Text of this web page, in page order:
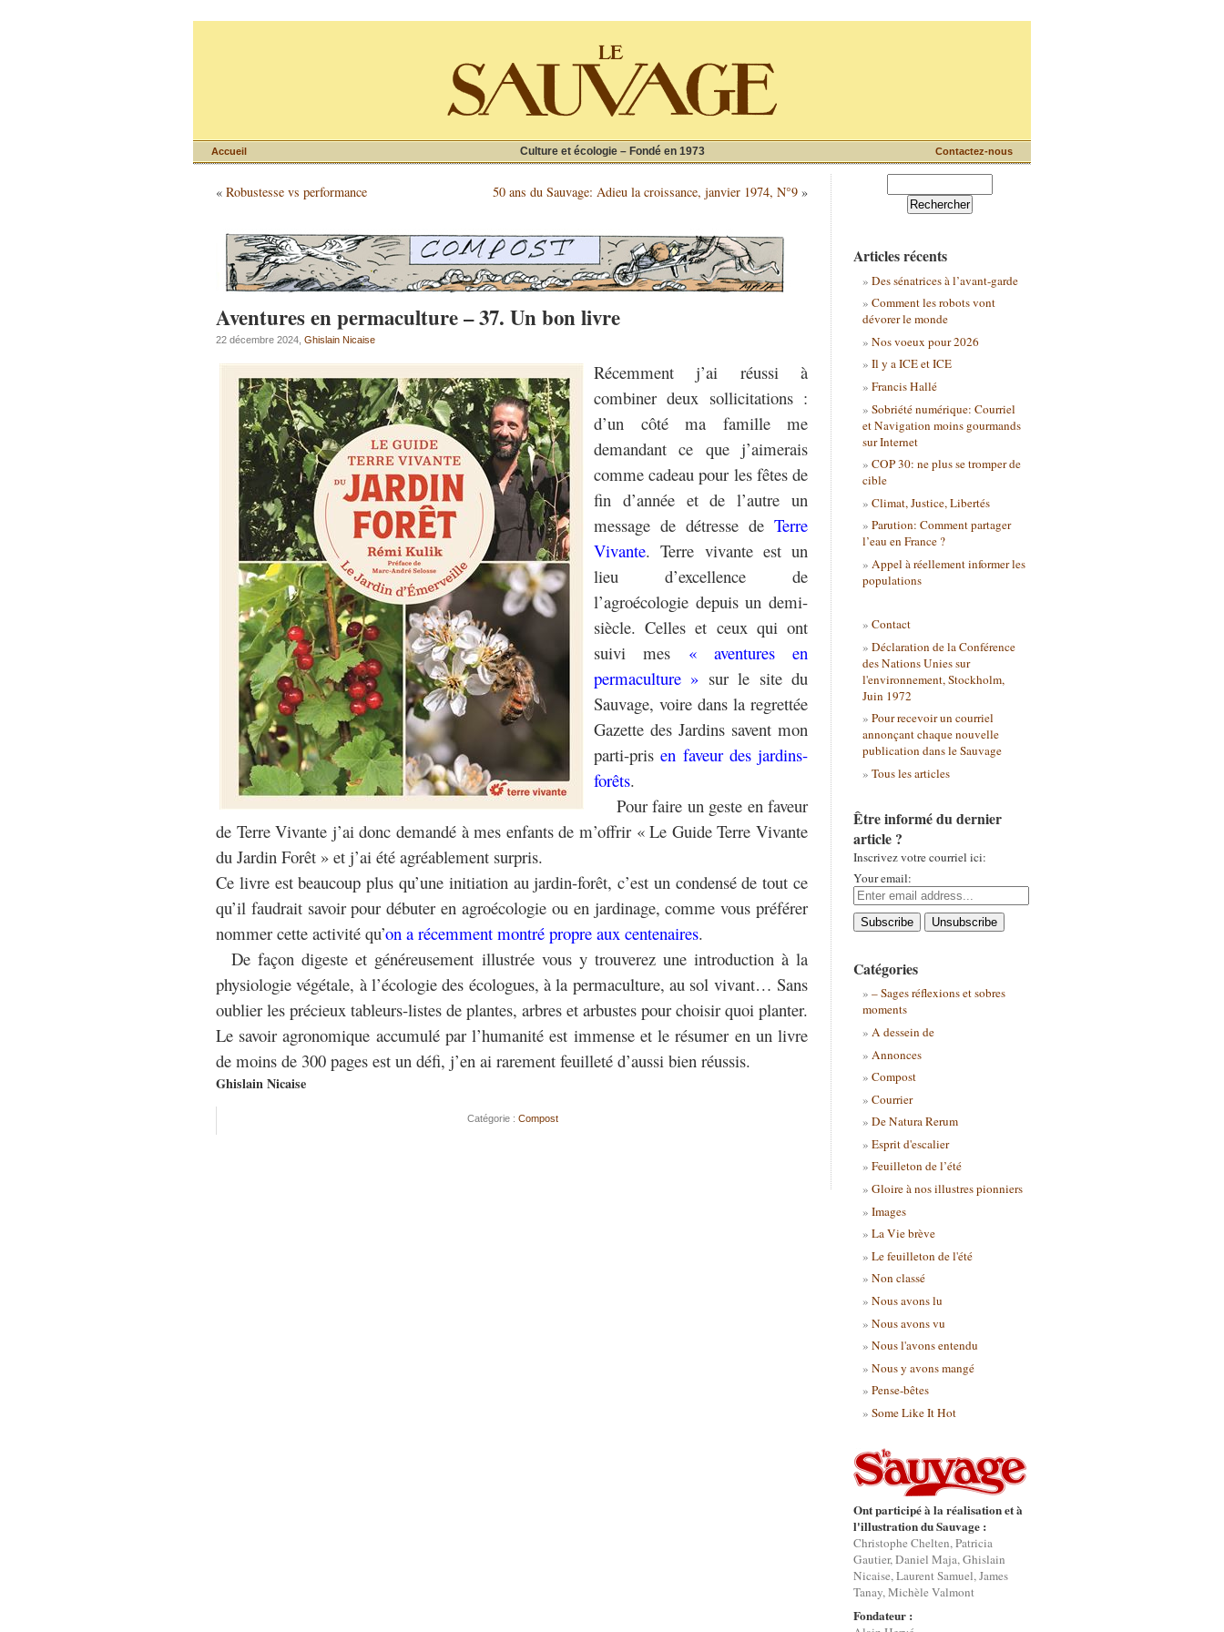
Culture et écologie – Fondé en 1973
Accueil Contactez-nous
« Robustesse vs performance 50 ans du Sauvage: Adieu la croissance, janvier 1974, N°9 »
Aventures en permaculture – 37. Un bon livre
22 décembre 2024, Ghislain Nicaise
Récemment j’ai réussi à
combiner deux sollicitations :
d’un côté ma famille me
demandant ce que j’aimerais
comme cadeau pour les fêtes de
fin d’année et de l’autre un
message de détresse de Terre
Vivante. Terre vivante est un
lieu d’excellence de
l’agroécologie depuis un demi-
siècle. Celles et ceux qui ont
suivi mes « aventures en
permaculture » sur le site du
Sauvage, voire dans la regrettée
Gazette des Jardins savent mon
parti-prisen faveur des jardins-
forêts.
Pour faire un geste en faveur
de Terre Vivante j’ai donc demandé à mes enfants de m’offrir « Le Guide Terre Vivante
du Jardin Forêt » et j’ai été agréablement surpris.
Ce livre est beaucoup plus qu’une initiation au jardin-forêt, c’est un condensé de tout ce
qu’il faudrait savoir pour débuter en agroécologie ou en jardinage, comme vous préférer
nommer cette activité qu’on a récemment montré propre aux centenaires.
De façon digeste et généreusement illustrée vous y trouverez une introduction à la
physiologie végétale, à l’écologie des écologues, à la permaculture, au sol vivant… Sans
oublier les précieux tableurs-listes de plantes, arbres et arbustes pour choisir quoi planter.
Le savoir agronomique accumulé par l’humanité est immense et le résumer en un livre
de moins de 300 pages est un défi, j’en ai rarement feuilleté d’aussi bien réussis.
Ghislain Nicaise
Catégorie : Compost
Articles récents
Des sénatrices à l’avant-garde
Comment les robots vont
dévorer le monde
Nos voeux pour 2026
Il y a ICE et ICE
Francis Hallé
Sobriété numérique: Courriel
et Navigation moins gourmands
sur Internet
COP 30: ne plus se tromper de
cible
Climat, Justice, Libertés
Parution: Comment partager
l’eau en France ?
Appel à réellement informer les
populations
Contact
Déclaration de la Conférence
des Nations Unies sur
l'environnement, Stockholm,
Juin 1972
Pour recevoir un courriel
annonçant chaque nouvelle
publication dans le Sauvage
Tous les articles
Être informé du dernier
article ?
Inscrivez votre courriel ici:
Your email:
Catégories
– Sages réflexions et sobres
moments
A dessein de
Annonces
Compost
Courrier
De Natura Rerum
Esprit d'escalier
Feuilleton de l’été
Gloire à nos illustres pionniers
Images
La Vie brève
Le feuilleton de l'été
Non classé
Nous avons lu
Nous avons vu
Nous l'avons entendu
Nous y avons mangé
Pense-bêtes
Some Like It Hot
Ont participé à la réalisation et à
l'illustration du Sauvage :
Christophe Chelten, Patricia
Gautier, Daniel Maja, Ghislain
Nicaise, Laurent Samuel, James
Tanay, Michèle Valmont
Fondateur :